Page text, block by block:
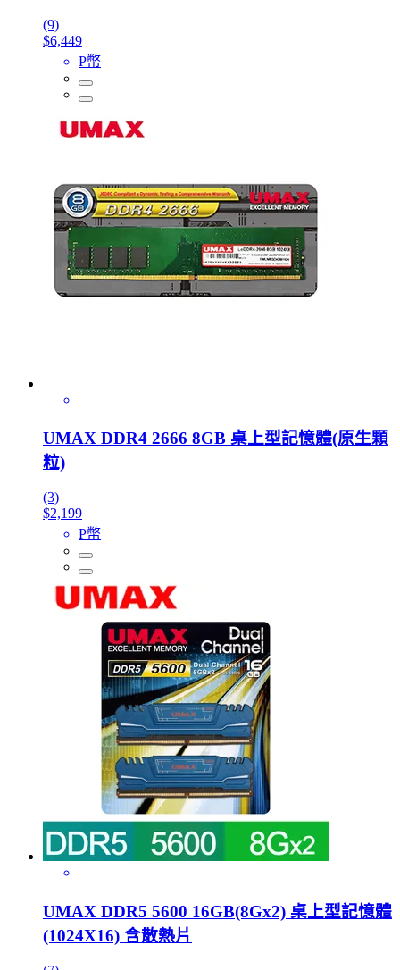
(9)
$6,449
P幣
UMAX DDR4 2666 8GB 桌上型記憶體(原生顆
粒)
(3)
$2,199
P幣
UMAX DDR5 5600 16GB(8Gx2) 桌上型記憶體
(1024X16) 含散熱片